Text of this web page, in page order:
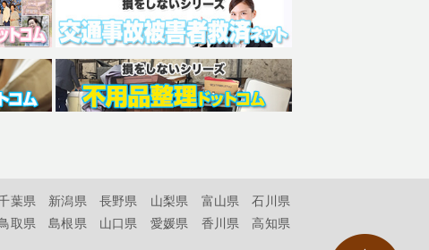
葉県 新潟県 長野県 山梨県 富山県
石川県
取県 島根県 山口県 愛媛県 香川県
高知県